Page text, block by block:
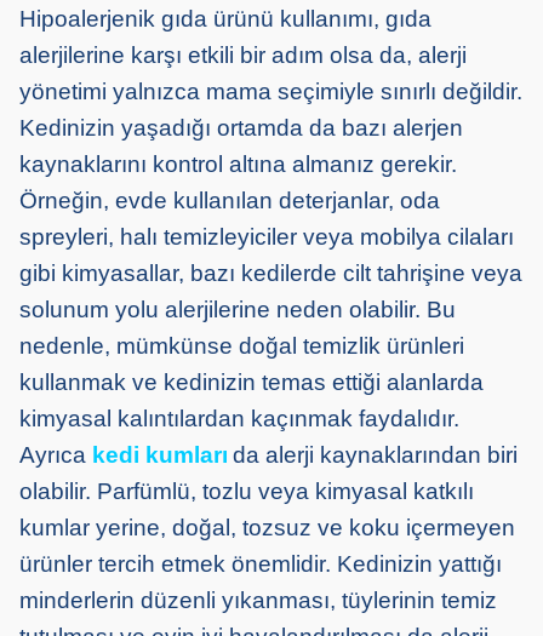
Hipoalerjenik gıda ürünü kullanımı, gıda
alerjilerine karşı etkili bir adım olsa da, alerji
yönetimi yalnızca mama seçimiyle sınırlı değildir.
Kedinizin yaşadığı ortamda da bazı alerjen
kaynaklarını kontrol altına almanız gerekir.
Örneğin, evde kullanılan deterjanlar, oda
spreyleri, halı temizleyiciler veya mobilya cilaları
gibi kimyasallar, bazı kedilerde cilt tahrişine veya
solunum yolu alerjilerine neden olabilir. Bu
nedenle, mümkünse doğal temizlik ürünleri
kullanmak ve kedinizin temas ettiği alanlarda
kimyasal kalıntılardan kaçınmak faydalıdır.
Ayrıca kedi kumları da alerji kaynaklarından biri
olabilir. Parfümlü, tozlu veya kimyasal katkılı
kumlar yerine, doğal, tozsuz ve koku içermeyen
ürünler tercih etmek önemlidir. Kedinizin yattığı
minderlerin düzenli yıkanması, tüylerinin temiz